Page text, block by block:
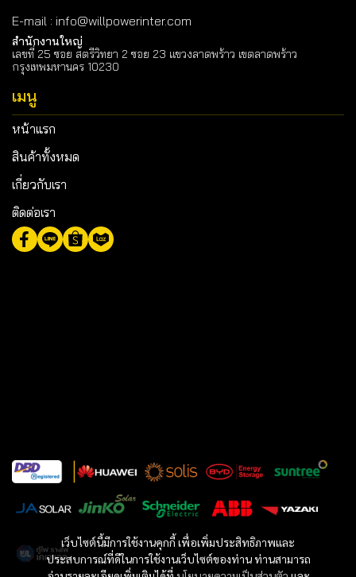
เว็บไซต์นี้มีการใช้งานคุกกี้ เพื่อเพิ่มประสิทธิภาพและ
ประสบการณ์ที่ดีในการใช้งานเว็บไซต์ของท่าน ท่านสามารถ
E-mail : info@willpowerinter.com
สำนักงานใหญ่
เลขที่ 25 ซอย สตรีวิทยา 2 ซอย 23 แขวงลาดพร้าว เขตลาดพร้าว
กรุงเทพมหานคร 10230
เมนู
หน้าแรก
สินค้าทั้งหมด
เกี่ยวกับเรา
ติดต่อเรา